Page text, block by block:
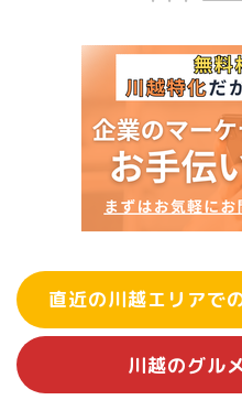
直近の川越エリアで
川越のグル